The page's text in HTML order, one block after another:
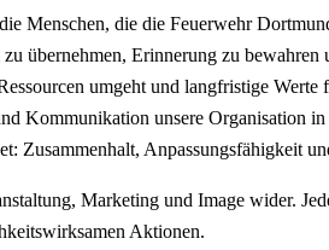
Menschen, die die Feuerwehr
übernehmen, Erinnerung zu
umgeht und langfristige Werte
Kommunikation unsere Organisation
Zusammenhalt, Anpassungsfähigkeit
Marketing und Image wider.
Aktionen.